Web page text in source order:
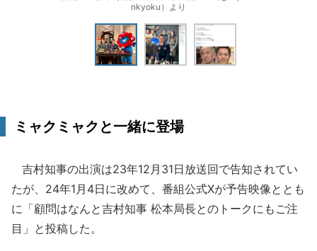
nkyoku）より
ミャクミャクと一緒に登場
吉村知事の出演は23年12月31日放送回で告知されてい
たが、24年1月4日に改めて、番組公式Xが予告映像ととも
に「顧問はなんと吉村知事 松本局長とのトークにもご注
目」と投稿した。